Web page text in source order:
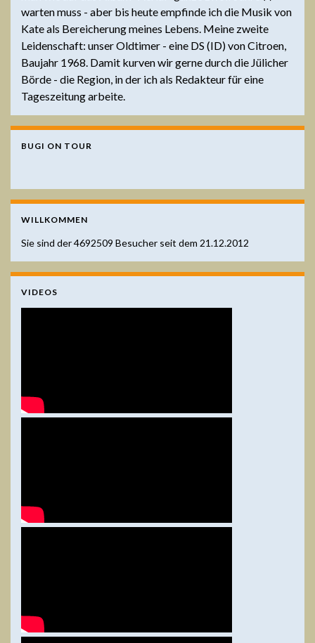
warten muss - aber bis heute empfinde ich die Musik von
Kate als Bereicherung meines Lebens. Meine zweite
Leidenschaft: unser Oldtimer - eine DS (ID) von Citroen,
Baujahr 1968. Damit kurven wir gerne durch die Jülicher
Börde - die Region, in der ich als Redakteur für eine
Tageszeitung arbeite.
BUGI ON TOUR
WILLKOMMEN
Sie sind der4692509 Besucher seit dem 21.12.2012
VIDEOS